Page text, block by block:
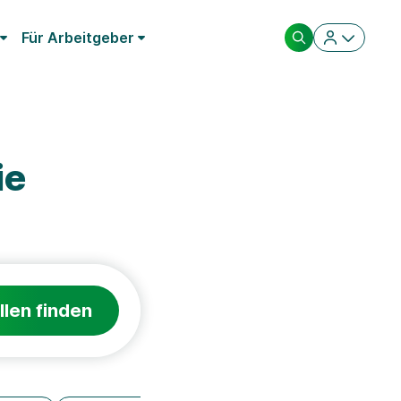
Für Arbeitgeber
finden